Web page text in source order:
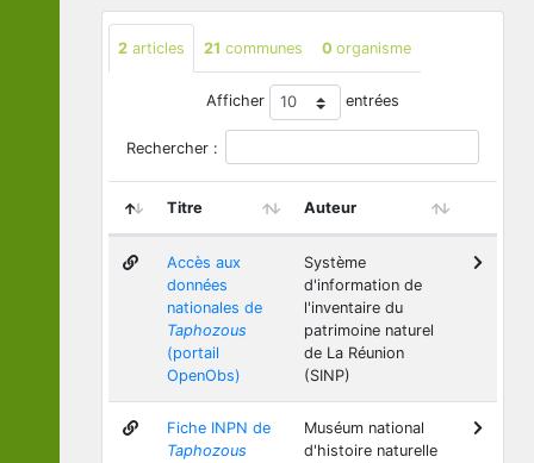
2 articles 21 communes 0 organisme
Afficher entrées
Rechercher :
Titre Auteur
Accès aux
données
nationales de
Taphozous
(portail
OpenObs)
Système
d'information de
l'inventaire du
patrimoine naturel
de La Réunion
(SINP)
Fiche INPN de
Taphozous
Muséum national
d'histoire naturelle